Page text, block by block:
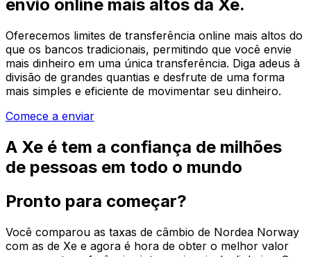
envio online mais altos da Xe.
Oferecemos limites de transferência online mais altos do
que os bancos tradicionais, permitindo que você envie
mais dinheiro em uma única transferência. Diga adeus à
divisão de grandes quantias e desfrute de uma forma
mais simples e eficiente de movimentar seu dinheiro.
Comece a enviar
A Xe é tem a confiança de milhões
de pessoas em todo o mundo
Pronto para começar?
Você comparou as taxas de câmbio de Nordea Norway
com as de Xe e agora é hora de obter o melhor valor